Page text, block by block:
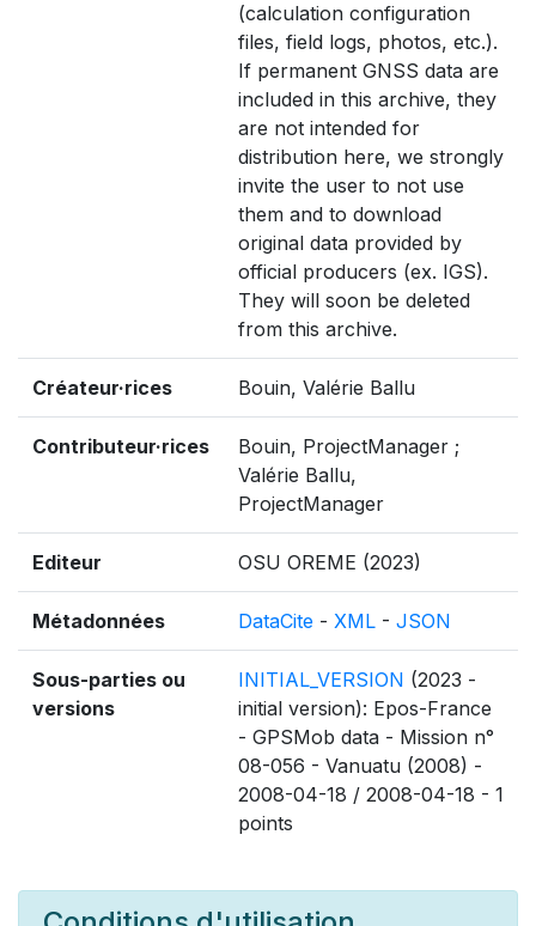
(calculation configuration
files, field logs, photos, etc.).
If permanent GNSS data are
included in this archive, they
are not intended for
distribution here, we strongly
invite the user to not use
them and to download
original data provided by
official producers (ex. IGS).
They will soon be deleted
from this archive.
Créateur·rices Bouin, Valérie Ballu
Contributeur·rices
Bouin, ProjectManager ;
Valérie Ballu,
ProjectManager
Editeur OSU OREME (2023)
Métadonnées DataCite - XML - JSON
Sous-parties ou
versions
INITIAL_VERSION (2023 -
initial version): Epos-France
- GPSMob data - Mission n°
08-056 - Vanuatu (2008) -
2008-04-18 / 2008-04-18 - 1
points